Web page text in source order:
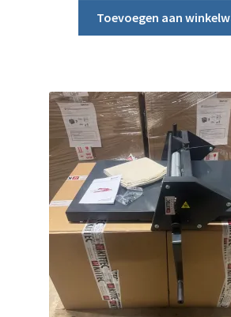
Toevoegen aan